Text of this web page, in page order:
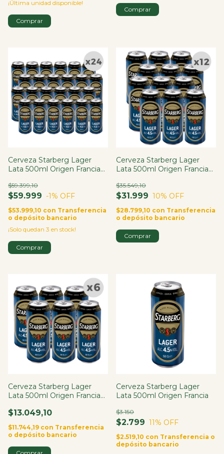
¡Última unidad disponible!
Cerveza Starberg Lager
Lata 500ml Origen Francia
$59.999
$59.399,10
-1% OFF
$53.999,10 con Transferencia
o depósito bancario
¡Solo quedan 3 en stock!
Cerveza Starberg Lager
Lata 500ml Origen Francia
$31.999
$35.549,10
10% OFF
$28.799,10 con Transferencia
o depósito bancario
Cerveza Starberg Lager
Lata 500ml Origen Francia
$13.049,10
$11.744,19 con Transferencia
o depósito bancario
Cerveza Starberg Lager
Lata 500ml Origen Francia
$2.799
$3.150
11% OFF
$2.519,10 con Transferencia o
depósito bancario